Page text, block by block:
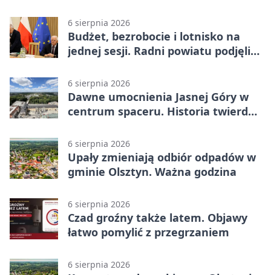
meczu III rundy eliminacji
6 sierpnia 2026
Budżet, bezrobocie i lotnisko na
jednej sesji. Radni powiatu podjęli
6 sierpnia 2026
Dawne umocnienia Jasnej Góry w
centrum spaceru. Historia twierdzy
6 sierpnia 2026
Upały zmieniają odbiór odpadów w
gminie Olsztyn. Ważna godzina
6 sierpnia 2026
Czad groźny także latem. Objawy
łatwo pomylić z przegrzaniem
6 sierpnia 2026